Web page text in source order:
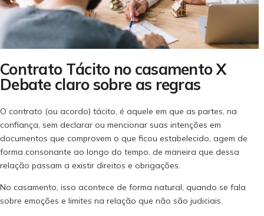
Contrato Tácito no casamento X
Debate claro sobre as regras
O contrato (ou acordo) tácito, é aquele em que as partes, na
confiança, sem declarar ou mencionar suas intenções em
documentos que comprovem o que ficou estabelecido, agem de
forma consonante ao longo do tempo, de maneira que dessa
relação passam a existir direitos e obrigações.
No casamento, isso acontece de forma natural, quando se fala
sobre emoções e limites na relação que não são judiciais.